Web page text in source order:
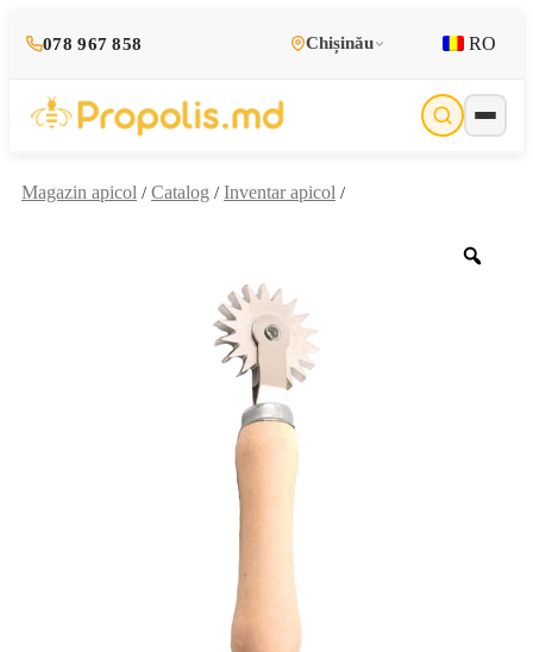
078 967 858 Chișinău RO
Magazin apicol / Catalog / Inventar apicol /